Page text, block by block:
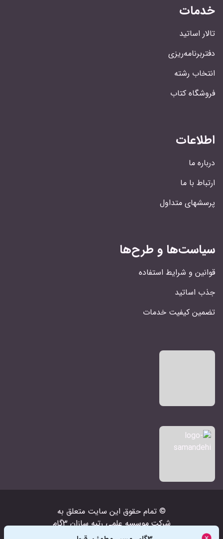
خدمات
تالار اساتید
دفتربرنامه‌ریزی
انتخاب رشته
فروشگاه کتاب
اطلاعات
درباره ما
ارتباط با ما
پرسشهای متداول
سیاست‌ها و طرح‌ها
قوانین و شرایط استفاده
جذب اساتید
تضمین کیفیت خدمات
© تمام حقوق اين سايت متعلق به
شرکت‌موسسه علمی رتبه سازان 3گام
است